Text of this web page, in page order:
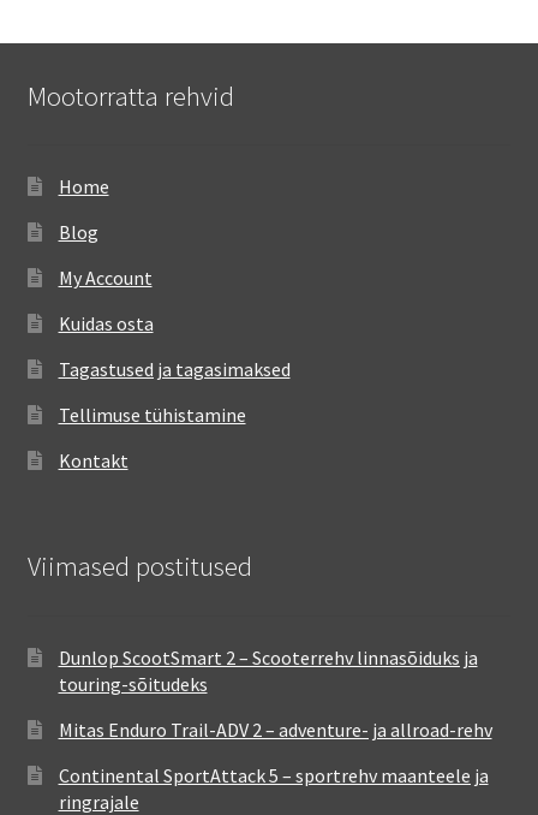
Mootorratta rehvid
Home
Blog
My Account
Kuidas osta
Tagastused ja tagasimaksed
Tellimuse tühistamine
Kontakt
Viimased postitused
Dunlop ScootSmart 2 – Scooterrehv linnasõiduks ja
touring-sõitudeks
Mitas Enduro Trail-ADV 2 – adventure- ja allroad-rehv
Continental SportAttack 5 – sportrehv maanteele ja
ringrajale